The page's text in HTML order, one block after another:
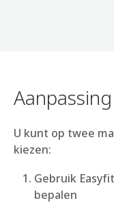
Aanpassing
U kunt op twee
kiezen:
Gebruik
bepalen